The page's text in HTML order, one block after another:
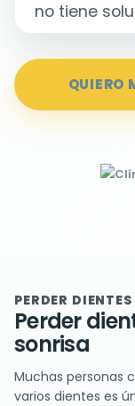
no tiene
QUIERO
PERDER
Perder
sonrisa
Muchas personas
varios dientes es